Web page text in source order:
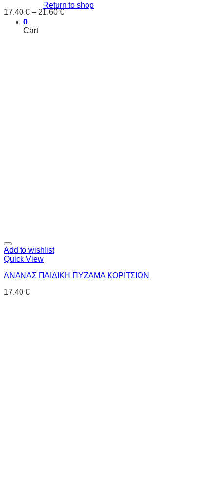
Return to shop
0
Cart
17.40 € – 21.60 €
Add to wishlist
Quick View
ΑΝΑΝΑΣ ΠΑΙΔΙΚΗ ΠΥΖΑΜΑ ΚΟΡΙΤΣΙΩΝ
17.40 €